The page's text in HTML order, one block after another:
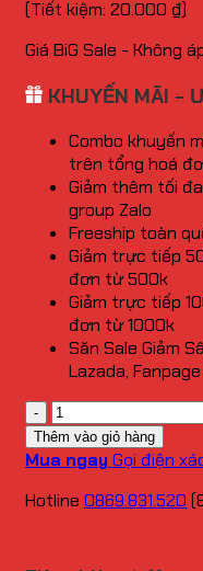
(Tiết kiệm: 20.000 ₫)
Giá BiG Sale - Không
KHUYẾN MÃI -
Combo khuyến
trên tổng hoá
Giảm thêm tối
group Zalo
Freeship toàn
Giảm trực tiếp
đơn từ 500k
Giảm trực tiếp
đơn từ 1000k
Săn Sale Giảm
Lazada,
Số
lượng
Thêm vào giỏ hàng
Mua ngayGọi điện
Hotline 0869.831.520